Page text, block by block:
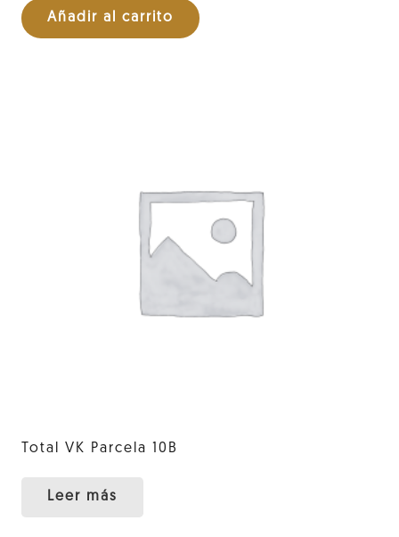
Añadir al carrito
Total VK Parcela 10B
Leer más